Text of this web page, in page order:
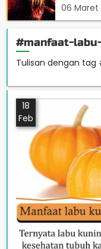
06 Maret
#manfaat-
Tulisan dengan
18
Feb